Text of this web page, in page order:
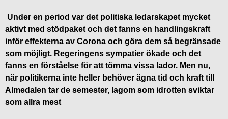
Under en period var det politiska ledarskapet mycket
aktivt med stödpaket och det fanns en handlingskraft
inför effekterna av Corona och göra dem så begränsade
som möjligt. Regeringens sympatier ökade och det
fanns en förståelse för att tömma vissa lador. Men nu,
när politikerna inte heller behöver ägna tid och kraft till
Almedalen tar de semester, lagom som idrotten sviktar
som allra mest